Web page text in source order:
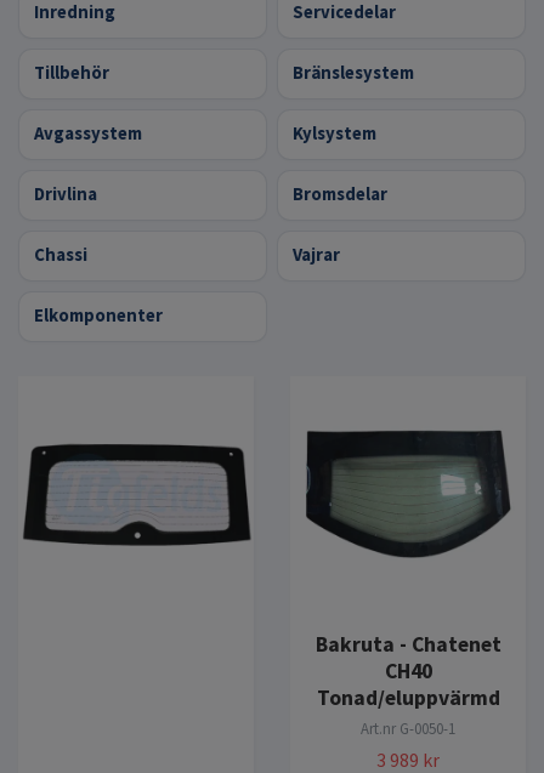
Inredning Servicedelar
Tillbehör Bränslesystem
Avgassystem Kylsystem
Drivlina Bromsdelar
Chassi Vajrar
Elkomponenter
Bakruta - Chatenet
CH40
Tonad/eluppvärmd
Art.nr G-0050-1
3 989 kr